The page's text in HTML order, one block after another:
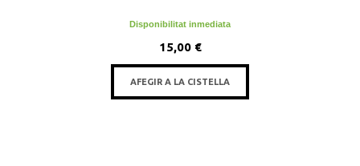
Disponibilitat inmediata
15,00 €
AFEGIR A LA CISTELLA